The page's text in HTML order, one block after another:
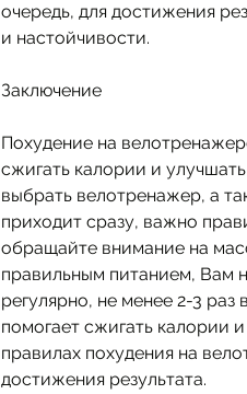
очередь, для достижения
и настойчивости.
Заключение
Похудение на
сжигать калории и
выбрать велотренажер, а
приходит сразу, важно
обращайте внимание на
правильным питанием, Вам
регулярно, не менее 2-3
помогает сжигать калории
правилах похудения на
достижения результата.